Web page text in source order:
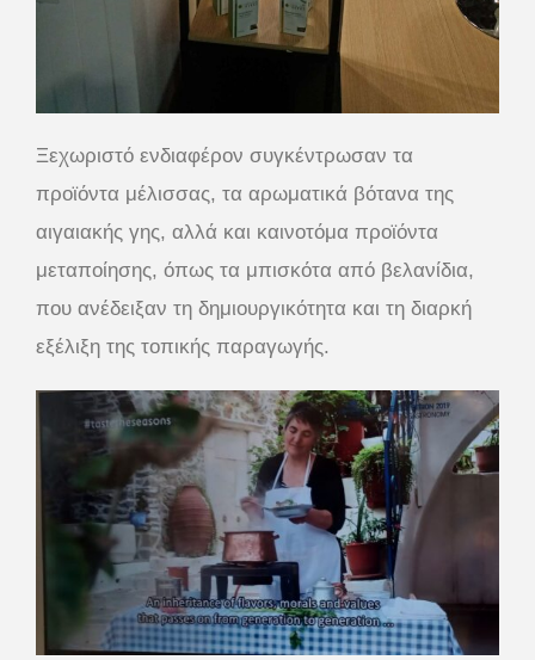
Ξεχωριστό ενδιαφέρον συγκέντρωσαν τα
προϊόντα μέλισσας, τα αρωματικά βότανα της
αιγαιακής γης, αλλά και καινοτόμα προϊόντα
μεταποίησης, όπως τα μπισκότα από βελανίδια,
που ανέδειξαν τη δημιουργικότητα και τη διαρκή
εξέλιξη της τοπικής παραγωγής.